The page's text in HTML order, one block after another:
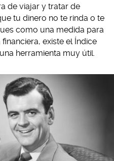
de viajar y tratar de
tu dinero no te rinda o te
como una medida para
existe el Índice
herramienta muy útil.